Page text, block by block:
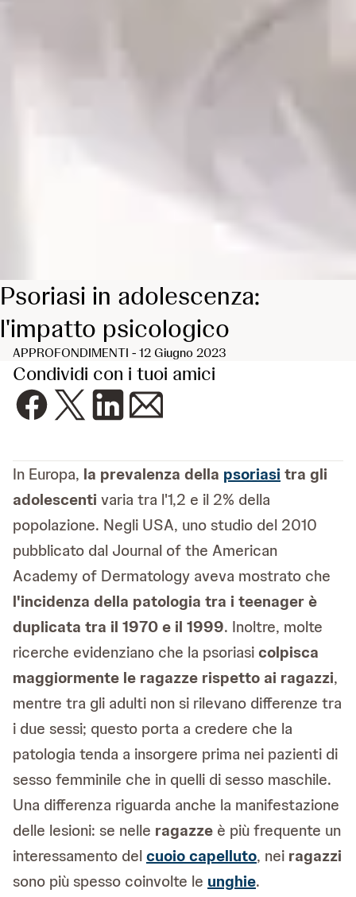
Psoriasi in adolescenza:
l'impatto psicologico
APPROFONDIMENTI - 12 Giugno 2023
Condividi con i tuoi amici
In Europa, la prevalenza della psoriasitra gli
adolescenti varia tra l'1,2 e il 2% della
popolazione. Negli USA, uno studio del 2010
pubblicato dal Journal of the American
Academy of Dermatology aveva mostrato che
l'incidenza della patologia tra i teenager è
duplicata tra il 1970 e il 1999. Inoltre, molte
ricerche evidenziano che la psoriasicolpisca
maggiormente le ragazze rispetto ai ragazzi,
mentre tra gli adulti non si rilevano differenze tra
i due sessi; questo porta a credere che la
patologia tenda a insorgere prima nei pazienti di
sesso femminile che in quelli di sesso maschile.
Una differenza riguarda anche la manifestazione
delle lesioni: se nelle ragazze è più frequente un
interessamento delcuoio capelluto, nei ragazzi
sono più spesso coinvolte le unghie.